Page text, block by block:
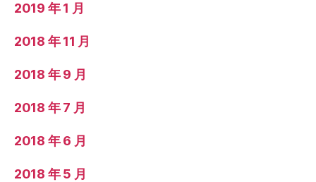
2019 年 1 月
2018 年 11 月
2018 年 9 月
2018 年 7 月
2018 年 6 月
2018 年 5 月